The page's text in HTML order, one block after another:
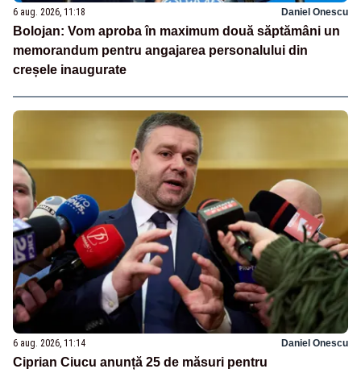
6 aug. 2026, 11:18 Daniel Onescu
Bolojan: Vom aproba în maximum două săptămâni un
memorandum pentru angajarea personalului din
creșele inaugurate
6 aug. 2026, 11:14 Daniel Onescu
Ciprian Ciucu anunță 25 de măsuri pentru